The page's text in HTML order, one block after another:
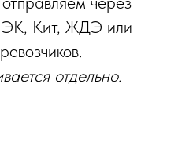
Кит, ЖДЭ или
отдельно.